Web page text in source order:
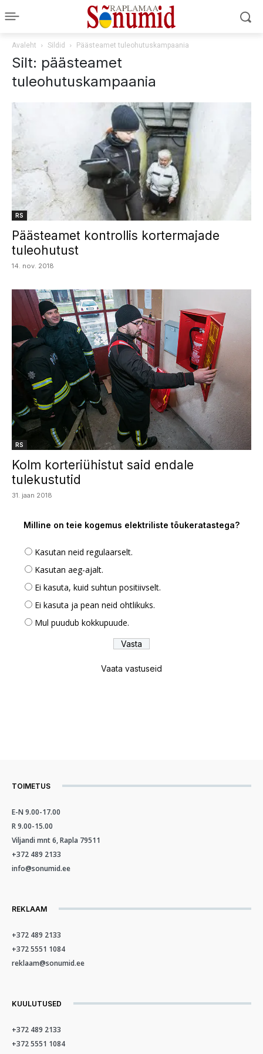
Avaleht Sildid Päästeamet tuleohutuskampaania
Silt: päästeamet
tuleohutuskampaania
RS
Päästeamet kontrollis kortermajade
tuleohutust
14. nov. 2018
RS
Kolm korteriühistut said endale
tulekustutid
31. jaan 2018
Milline on teie kogemus elektriliste tõukeratastega?
Kasutan neid regulaarselt.
Kasutan aeg-ajalt.
Ei kasuta, kuid suhtun positiivselt.
Ei kasuta ja pean neid ohtlikuks.
Mul puudub kokkupuude.
Vaata vastuseid
TOIMETUS
E-N 9.00-17.00
R 9.00-15.00
Viljandi mnt 6, Rapla 79511
+372 489 2133
info@sonumid.ee
REKLAAM
+372 489 2133
+372 5551 1084
reklaam@sonumid.ee
KUULUTUSED
+372 489 2133
+372 5551 1084